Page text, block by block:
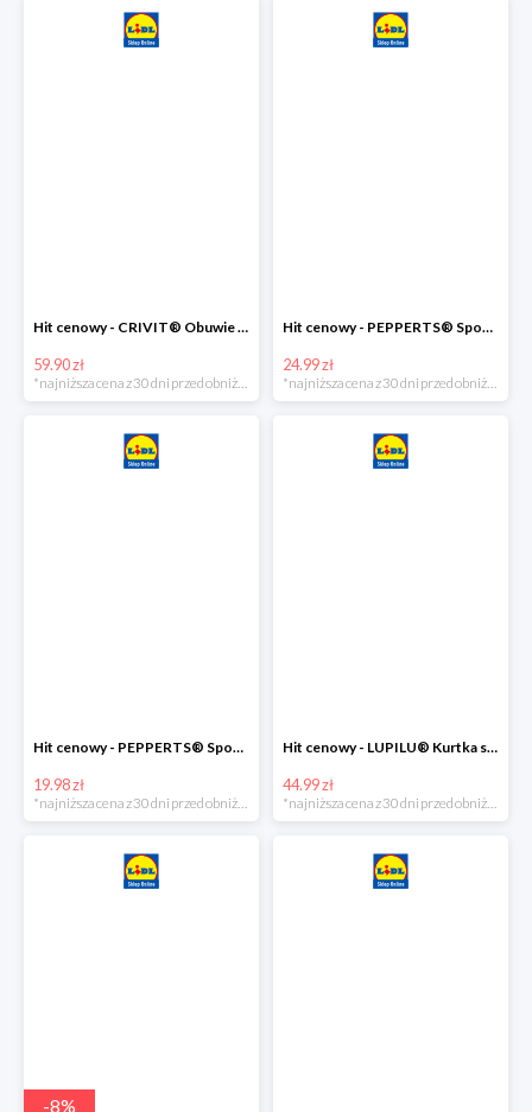
Hit cenowy - CRIVIT® Obuwie dziewczęce sportowe i na co dzień, 1 para
59.90 zł
Hit cenowy - PEPPERTS® Spodnie dresowe dziewczęce, 1 para
24.99 zł
Hit cenowy - PEPPERTS® Spodnie dresowe chłopięce, 1 para
19.98 zł
Hit cenowy - LUPILU® Kurtka softshell chłopięca, 1 sztuka
44.99 zł
-8%